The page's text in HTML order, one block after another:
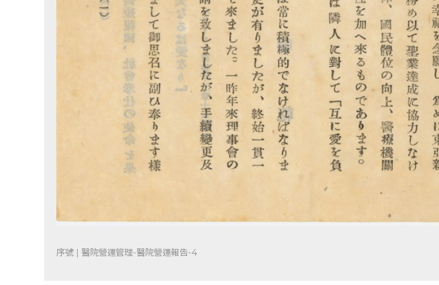
序號 | 醫院營運管理-醫院營運報告-4